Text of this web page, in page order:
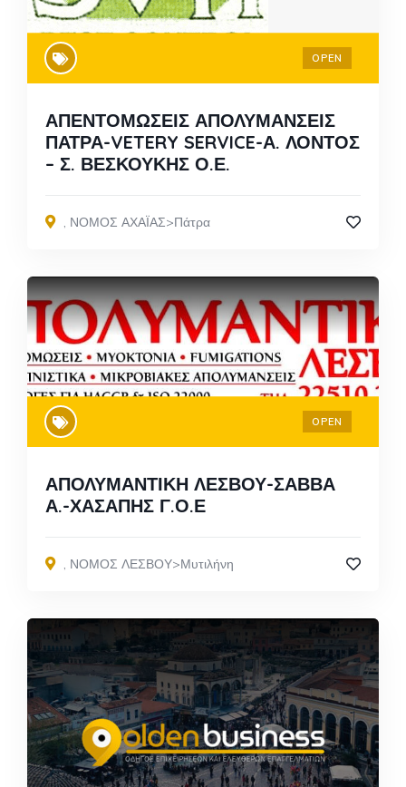
OPEN
ΑΠΕΝΤΟΜΩΣΕΙΣ ΑΠΟΛΥΜΑΝΣΕΙΣ
ΠΑΤΡΑ-VETERY SERVICE-Α. ΛΟΝΤΟΣ
– Σ. ΒΕΣΚΟΥΚΗΣ Ο.Ε.
, ΝΟΜΟΣ ΑΧΑΪΑΣ>Πάτρα
OPEN
ΑΠΟΛΥΜΑΝΤΙΚΗ ΛΕΣΒΟΥ-ΣΑΒΒΑ
Α.-ΧΑΣΑΠΗΣ Γ.Ο.Ε
, ΝΟΜΟΣ ΛΕΣΒΟΥ>Μυτιλήνη